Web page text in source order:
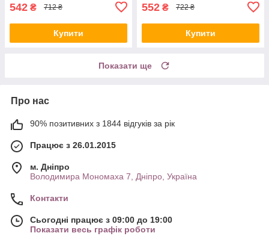
542 ₴ 712 ₴
Купити
552 ₴ 722 ₴
Купити
Показати ще
Про нас
90% позитивних з 1844 відгуків за рік
Працює з 26.01.2015
м. Дніпро
Володимира Мономаха 7, Дніпро, Україна
Контакти
Сьогодні працює з 09:00 до 19:00
Показати весь графік роботи